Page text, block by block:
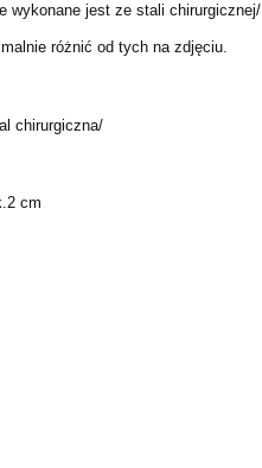
płatności
wykonane jest ze stali chirurgicznej/
różnić od tych na zdjęciu.
chirurgiczna/
cm